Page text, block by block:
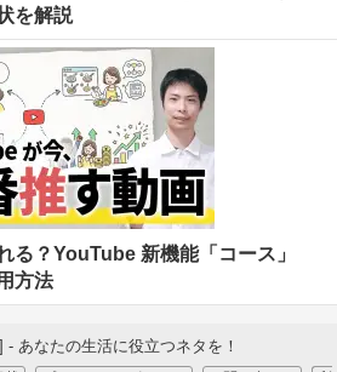
を解説
る？YouTube 新機能「コース」
方法
あなたの生活に役立つネタを！